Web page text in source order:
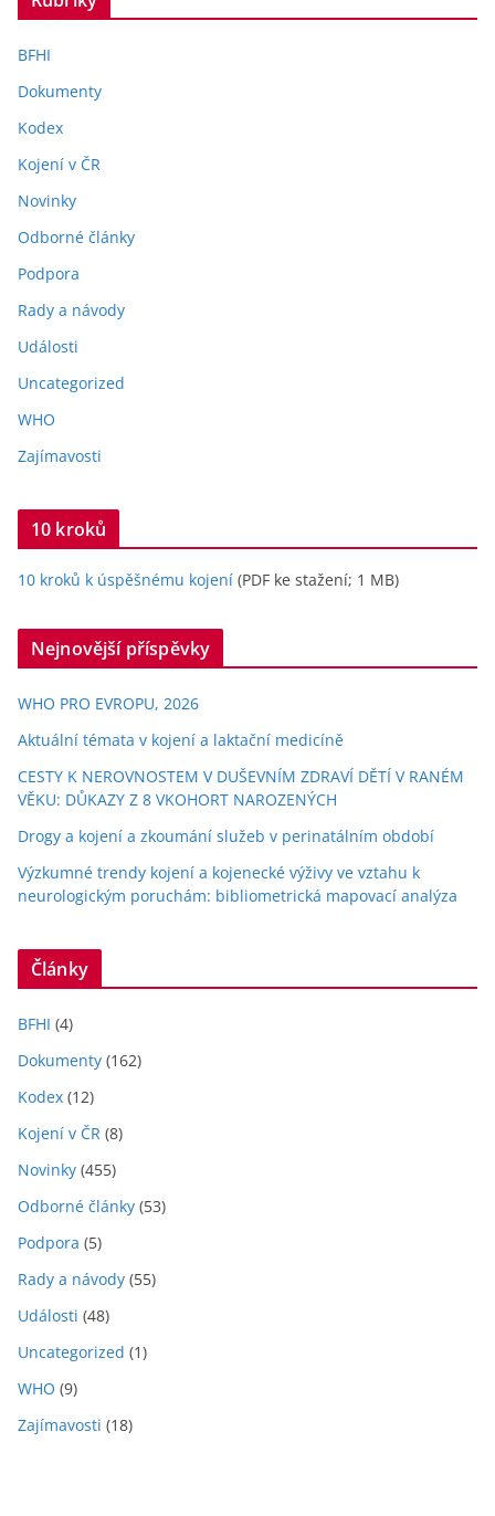
BFHI
Dokumenty
Kodex
Kojení v ČR
Novinky
Odborné články
Podpora
Rady a návody
Události
Uncategorized
WHO
Zajímavosti
10 kroků
10 kroků k úspěšnému kojení (PDF ke stažení; 1 MB)
Nejnovější příspěvky
WHO PRO EVROPU, 2026
Aktuální témata v kojení a laktační medicíně
CESTY K NEROVNOSTEM V DUŠEVNÍM ZDRAVÍ DĚTÍ V RANÉM
VĚKU: DŮKAZY Z 8 VKOHORT NAROZENÝCH
Drogy a kojení a zkoumání služeb v perinatálním období
Výzkumné trendy kojení a kojenecké výživy ve vztahu k
neurologickým poruchám: bibliometrická mapovací analýza
Články
BFHI (4)
Dokumenty (162)
Kodex (12)
Kojení v ČR (8)
Novinky (455)
Odborné články (53)
Podpora (5)
Rady a návody (55)
Události (48)
Uncategorized (1)
WHO (9)
Zajímavosti (18)